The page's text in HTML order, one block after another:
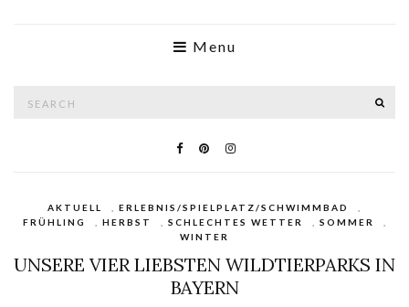
Menu
AKTUELL ERLEBNIS/SPIELPLATZ/SCHWIMMBAD
FRÜHLING
HERBST SCHLECHTES WETTER SOMMER
WINTER
UNSERE VIER LIEBSTEN WILDTIERPARKS IN
BAYERN